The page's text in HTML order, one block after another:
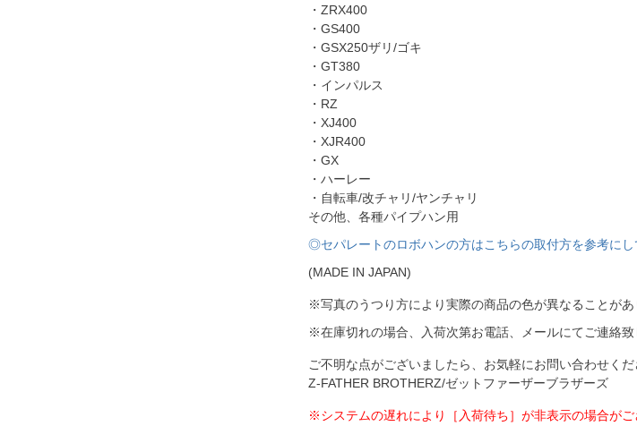
・ZRX400
・GS400
・GSX250ザリ/ゴキ
・GT380
・インパルス
・RZ
・XJ400
・XJR400
・GX
・ハーレー
・自転車/改チャリ/ヤンチャリ
その他、各種パイプハン用
◎セパレートのロボハンの方はこちらの取付方を参考にし
(MADE IN JAPAN)
※写真のうつり方により実際の商品の色が異なることがあ
※在庫切れの場合、入荷次第お電話、メールにてご連絡致
ご不明な点がございましたら、お気軽にお問い合わせくだ
Z-FATHER BROTHERZ/ゼットファーザーブラザーズ
※システムの遅れにより［入荷待ち］が非表示の場合が